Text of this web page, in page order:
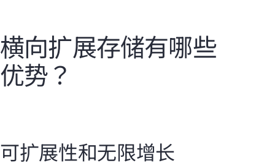
横向扩展存储有哪些
优势？
可扩展性和无限增长